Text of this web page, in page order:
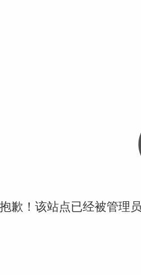
抱歉！该站点已经被管理